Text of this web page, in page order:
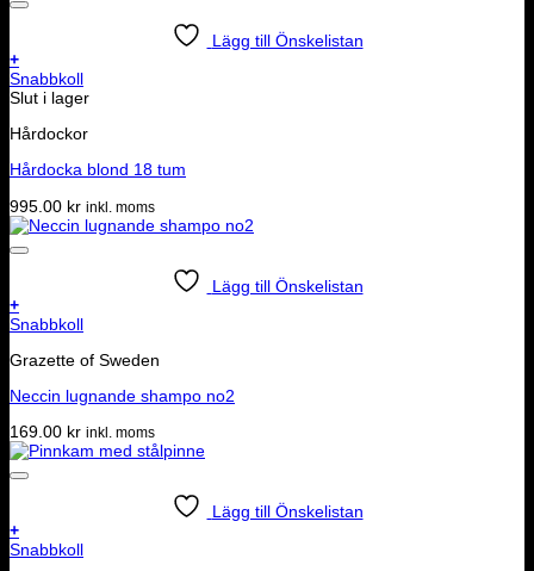
Lägg till Önskelistan
+
Snabbkoll
Slut i lager
Hårdockor
Hårdocka blond 18 tum
995.00 kr inkl. moms
Lägg till Önskelistan
+
Snabbkoll
Grazette of Sweden
Neccin lugnande shampo no2
169.00 kr inkl. moms
Lägg till Önskelistan
+
Snabbkoll